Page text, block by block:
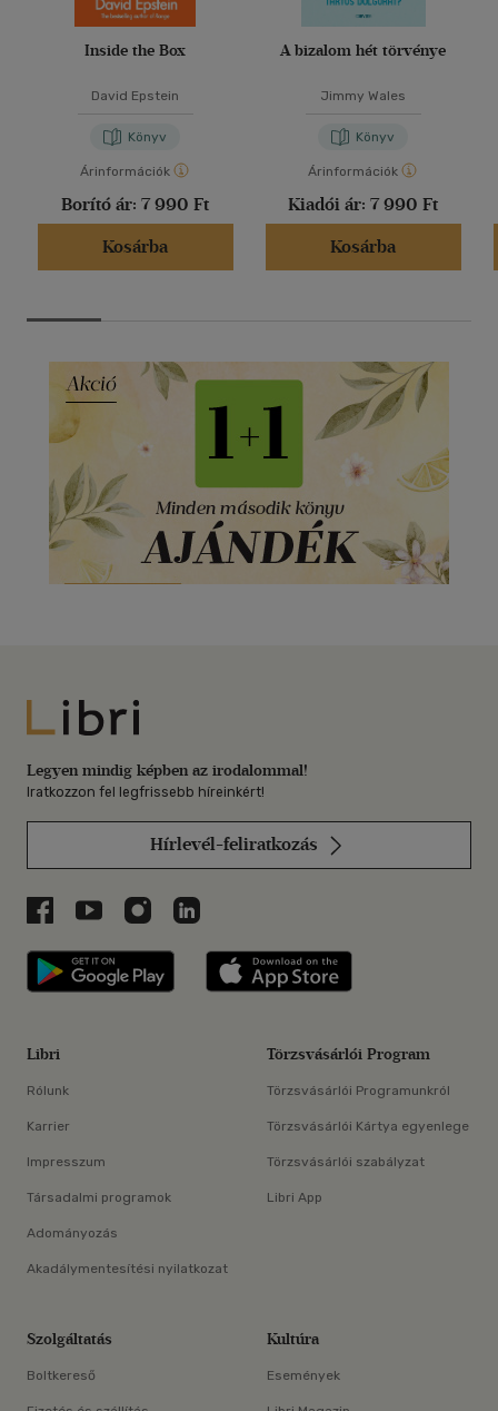
Inside the Box
David Epstein
Könyv
Árinformációk
Borító ár: 7 990 Ft
Kosárba
A bizalom hét törvénye
Jimmy Wales
Könyv
Árinformációk
Kiadói ár: 7 990 Ft
Kosárba
Libri
Legyen mindig képben az irodalommal!
Iratkozzon fel legfrissebb híreinkért!
Hírlevél-feliratkozás
Libri a Facebookon
Libri a Youtube-on
Libri az Instagramon
Libri a LinkedInen
Libri applikáció Szerezd meg: Google
Libri
Rólunk
Karrier
Impresszum
Társadalmi programok
Adományozás
Akadálymentesítési nyilatkozat
Törzsvásárlói Program
Törzsvásárlói Programunkról
Törzsvásárlói Kártya egyenlege
Törzsvásárlói szabályzat
Libri App
Szolgáltatás
Boltkereső
Kultúra
Események